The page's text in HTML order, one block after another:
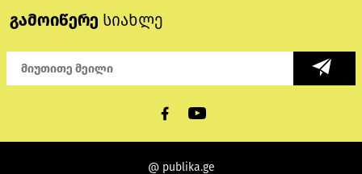
გამოიწერე სიახლე
@ publika.ge